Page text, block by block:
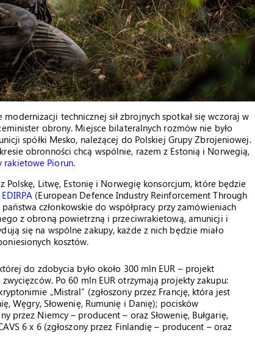
technicznej sił zbrojnych spotkał się wczoraj w
obrony. Miejsce bilateralnych rozmów nie było
spółki Mesko, należącej do Polskiej Grupy Zbrojeniowej.
obronności chcą wspólnie, razem z Estonią i Norwegią,
rakietowe Piorun.
Litwę, Estonię i Norwegię konsorcjum, które będzie
(European Defence Industry Reinforcement Through
członkowskie do współpracy przy zamówieniach
z obroną powietrzną i przeciwrakietową, amunicji i
się na wspólne zakupy, każde z nich będzie miało
kosztów.
do zdobycia było około 300 mln EUR – projekt
Po 60 mln EUR otrzymają projekty zakupu:
„Mistral” (zgłoszony przez Francję, która jest
Węgry, Słowenię, Rumunię i Danię); pocisków
przez Niemcy – producent – oraz Słowenię, Bułgarię,
6 x 6 (zgłoszony przez Finlandię – producent – oraz